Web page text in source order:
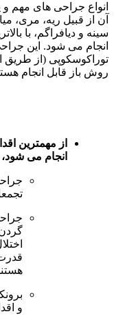
انواع جراحی های مهم
آن از قبیل ریه، مری،
سینه و دیافراگم، با
انجام می شود. این
توراکوسکوپی (از طریق
روش‌ باز قابل انجام
از مهمترین
انجام می
و